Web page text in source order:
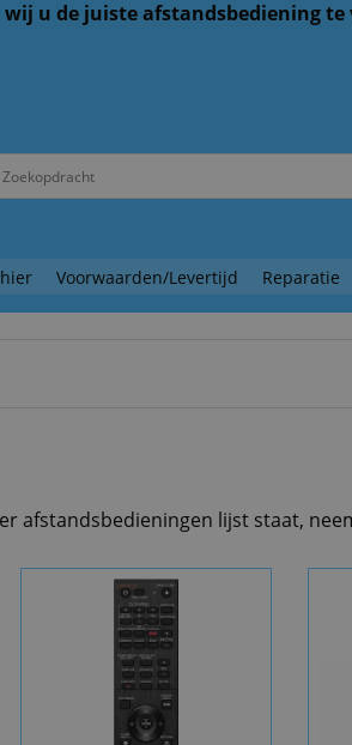
u de juiste afstandsbediening
Voorwaarden/Levertijd Reparatie
afstandsbedieningen lijst staat,